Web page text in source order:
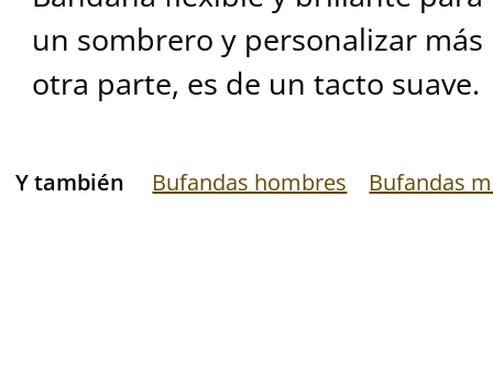
un sombrero y personalizar
otra parte, es de un tacto suave.
Y también Bufandas hombres Bufandas